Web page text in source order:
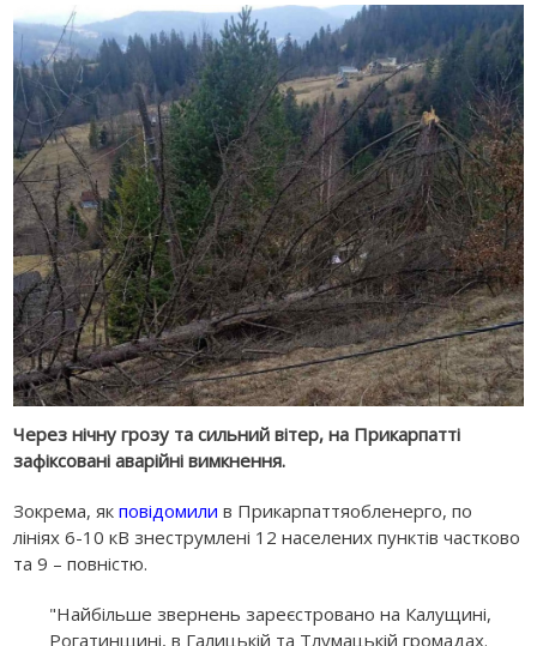
Через нічну грозу та сильний вітер, на Прикарпатті
зафіксовані аварійні вимкнення.
Зокрема, якповідомили в Прикарпаттяобленерго, по
лініях 6-10 кВ знеструмлені 12 населених пунктів частково
та 9 – повністю.
"Найбільше звернень зареєстровано на Калущині,
Рогатинщині, в Галицькій та Тлумацькій громадах.